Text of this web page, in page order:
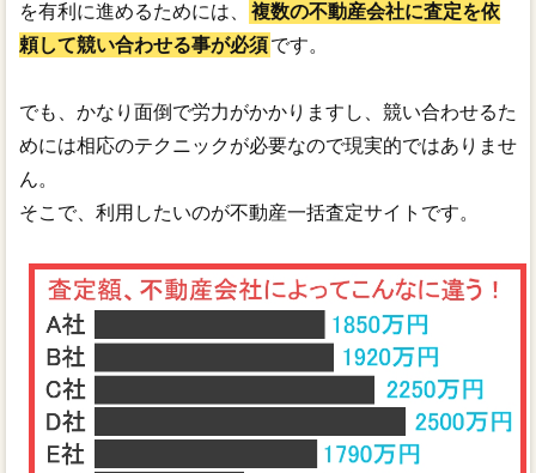
を有利に進めるためには、
複数の不動産会社に査定を依
頼して競い合わせる事が必須です。
でも、かなり面倒で労力がかかりますし、競い合わせるた
めには相応のテクニックが必要なので現実的ではありませ
ん。
そこで、利用したいのが不動産一括査定サイトです。